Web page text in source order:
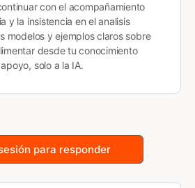
con el acompañamiento
y la insistencia en el analisis
modelos y ejemplos claros sobre
desde tu conocimiento
solo a la IA.
para responder